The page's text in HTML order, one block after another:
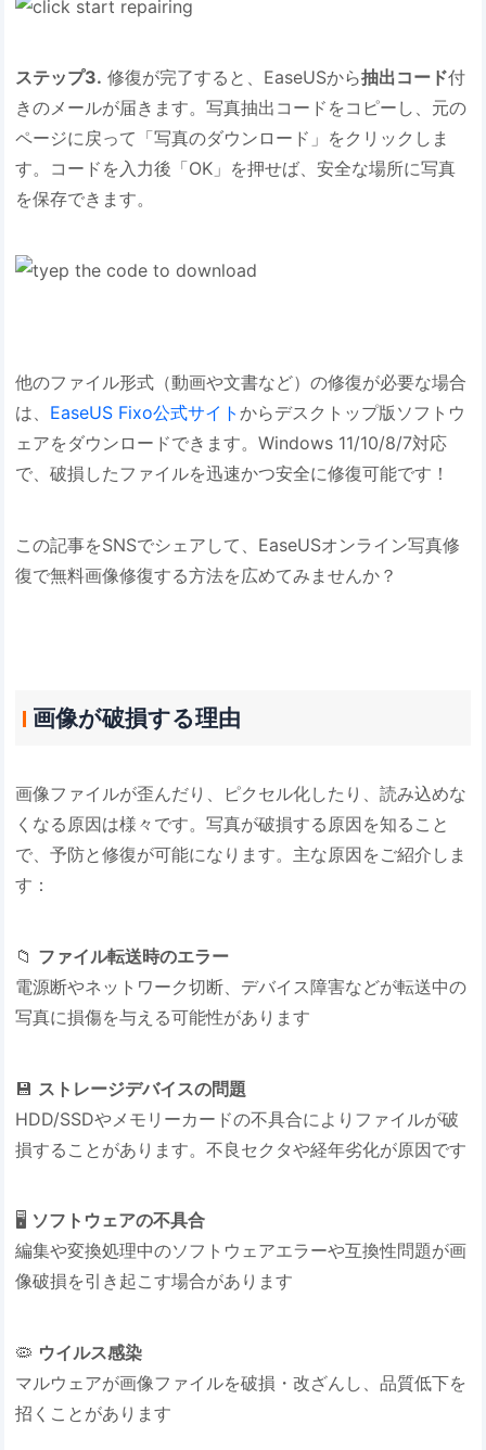
ステップ3. 修復が完了すると、EaseUSから抽出コード付
きのメールが届きます。写真抽出コードをコピーし、元の
ページに戻って「写真のダウンロード」をクリックしま
す。コードを入力後「OK」を押せば、安全な場所に写真
を保存できます。
他のファイル形式（動画や文書など）の修復が必要な場合
は、 EaseUS Fixo公式サイトからデスクトップ版ソフトウ
ェアをダウンロードできます。Windows 11/10/8/7対応
で、破損したファイルを迅速かつ安全に修復可能です！
この記事をSNSでシェアして、EaseUSオンライン写真修
復で無料画像修復する方法を広めてみませんか？
画像が破損する理由
画像ファイルが歪んだり、ピクセル化したり、読み込めな
くなる原因は様々です。写真が破損する原因を知ること
で、予防と修復が可能になります。主な原因をご紹介しま
す：
📁 ​ ​ファイル転送時のエラー​
電源断やネットワーク切断、デバイス障害などが転送中の
写真に損傷を与える可能性があります
💾 ​ ​ストレージデバイスの問題​
HDD/SSDやメモリーカードの不具合によりファイルが破
損することがあります。不良セクタや経年劣化が原因です
🖥️ ​ ​ソフトウェアの不具合​
編集や変換処理中のソフトウェアエラーや互換性問題が画
像破損を引き起こす場合があります
🦠 ​ ​ウイルス感染​
マルウェアが画像ファイルを破損・改ざんし、品質低下を
招くことがあります